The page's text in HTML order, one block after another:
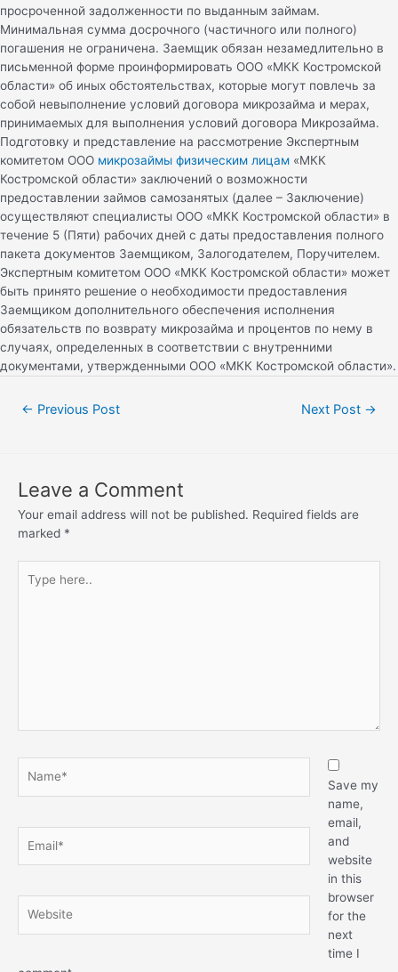
просроченной задолженности по выданным займам.
Минимальная сумма досрочного (частичного или полного)
погашения не ограничена. Заемщик обязан незамедлительно в
письменной форме проинформировать ООО «МКК Костромской
области» об иных обстоятельствах, которые могут повлечь за
собой невыполнение условий договора микрозайма и мерах,
принимаемых для выполнения условий договора Микрозайма.
Подготовку и представление на рассмотрение Экспертным
комитетом ООО микрозаймы физическим лицам «МКК
Костромской области» заключений о возможности
предоставлении займов самозанятых (далее – Заключение)
осуществляют специалисты ООО «МКК Костромской области» в
течение 5 (Пяти) рабочих дней с даты предоставления полного
пакета документов Заемщиком, Залогодателем, Поручителем.
Экспертным комитетом ООО «МКК Костромской области» может
быть принято решение о необходимости предоставления
Заемщиком дополнительного обеспечения исполнения
обязательств по возврату микрозайма и процентов по нему в
случаях, определенных в соответствии с внутренними
документами, утвержденными ООО «МКК Костромской области».
← Previous Post Next Post →
Leave a Comment
Your email address will not be published. Required fields are
marked *
Save my
name,
email,
and
website
in this
browser
for the
next
time I